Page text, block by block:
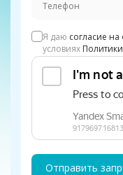
Я даю согласие
условиях
Отправить